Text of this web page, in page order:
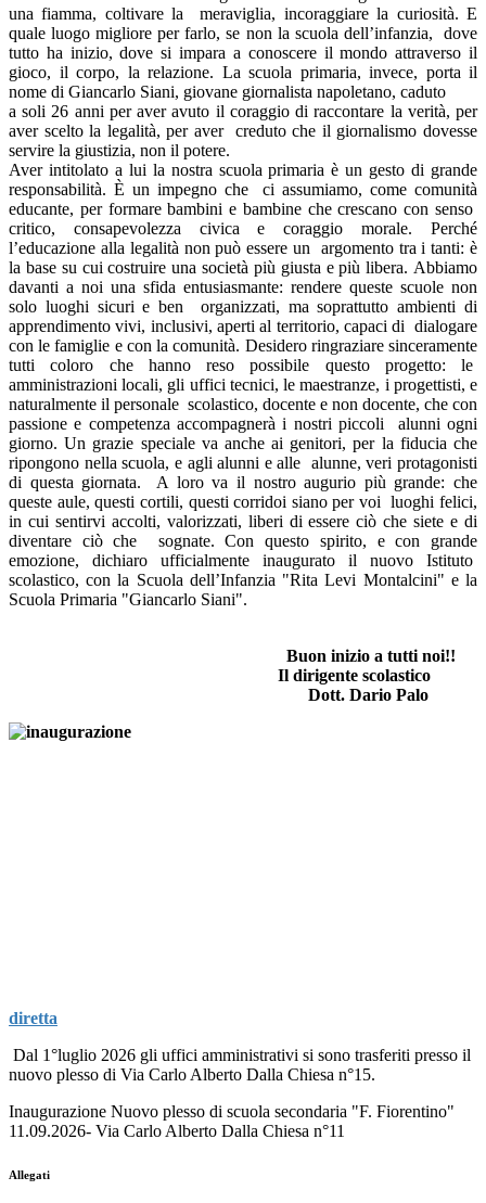
una fiamma, coltivare la meraviglia, incoraggiare la curiosità. E
quale luogo migliore per farlo, se non la scuola dell’infanzia, dove
tutto ha inizio, dove si impara a conoscere il mondo attraverso il
gioco, il corpo, la relazione. La scuola primaria, invece, porta il
nome di Giancarlo Siani, giovane giornalista napoletano, caduto
a soli 26 anni per aver avuto il coraggio di raccontare la verità, per
aver scelto la legalità, per aver creduto che il giornalismo dovesse
servire la giustizia, non il potere.
Aver intitolato a lui la nostra scuola primaria è un gesto di grande
responsabilità. È un impegno che ci assumiamo, come comunità
educante, per formare bambini e bambine che crescano con senso
critico, consapevolezza civica e coraggio morale. Perché
l’educazione alla legalità non può essere un argomento tra i tanti: è
la base su cui costruire una società più giusta e più libera. Abbiamo
davanti a noi una sfida entusiasmante: rendere queste scuole non
solo luoghi sicuri e ben organizzati, ma soprattutto ambienti di
apprendimento vivi, inclusivi, aperti al territorio, capaci di dialogare
con le famiglie e con la comunità. Desidero ringraziare sinceramente
tutti coloro che hanno reso possibile questo progetto: le
amministrazioni locali, gli uffici tecnici, le maestranze, i progettisti, e
naturalmente il personale scolastico, docente e non docente, che con
passione e competenza accompagnerà i nostri piccoli alunni ogni
giorno. Un grazie speciale va anche ai genitori, per la fiducia che
ripongono nella scuola, e agli alunni e alle alunne, veri protagonisti
di questa giornata. A loro va il nostro augurio più grande: che
queste aule, questi cortili, questi corridoi siano per voi luoghi felici,
in cui sentirvi accolti, valorizzati, liberi di essere ciò che siete e di
diventare ciò che sognate. Con questo spirito, e con grande
emozione, dichiaro ufficialmente inaugurato il nuovo Istituto
scolastico, con la Scuola dell’Infanzia "Rita Levi Montalcini" e la
Scuola Primaria "Giancarlo Siani".
Buon inizio a tutti noi!!
Il dirigente scolastico
Dott. Dario Palo
diretta
Dal 1°luglio 2026 gli uffici amministrativi si sono trasferiti presso il
nuovo plesso di Via Carlo Alberto Dalla Chiesa n°15.
Inaugurazione Nuovo plesso di scuola secondaria "F. Fiorentino"
11.09.2026- Via Carlo Alberto Dalla Chiesa n°11
Allegati